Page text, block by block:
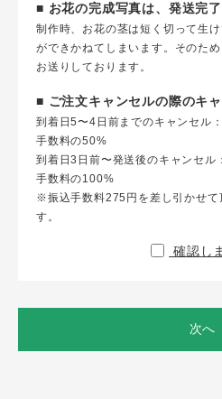
■ お花の完成写真は、発送完
制作時、お花の茎は短く切って生
ができかねてしまいます。そのた
お送りしております。
■ ご注文キャンセルの際のキ
到着日5〜4日前までのキャンセル
手数料の50%
到着日3日前〜発送後のキャンセル
手数料の100%
※振込手数料275円を差し引かせて
す。
確認し
次へ